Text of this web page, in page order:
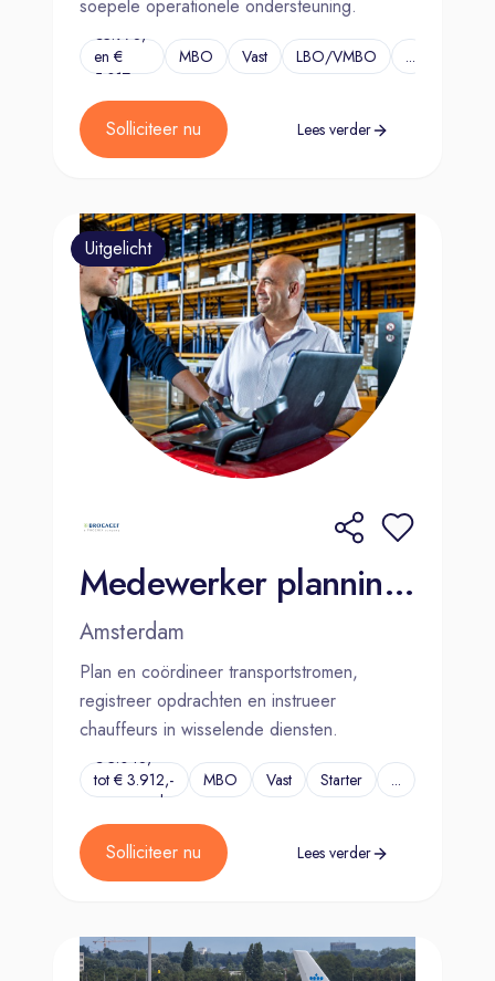
soepele operationele ondersteuning.
€3.978,-
en €
5.017,-
MBO Vast LBO/VMBO ...
Solliciteer nu Lees verder
Uitgelicht
Medewerker planning & dispatch Amsterdam
Amsterdam
Plan en coördineer transportstromen,
registreer opdrachten en instrueer
chauffeurs in wisselende diensten.
€ 3.048,-
tot € 3.912,-
per maand
MBO Vast Starter ...
Solliciteer nu Lees verder